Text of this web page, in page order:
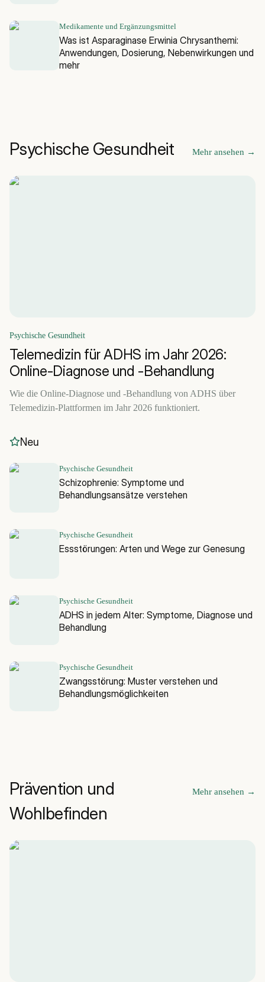
Medikamente und Ergänzungsmittel
Was ist Asparaginase Erwinia Chrysanthemi:
Anwendungen, Dosierung, Nebenwirkungen und
mehr
Psychische Gesundheit Mehr ansehen →
Psychische Gesundheit
Telemedizin für ADHS im Jahr 2026:
Online-Diagnose und -Behandlung
Wie die Online-Diagnose und -Behandlung von ADHS über
Telemedizin-Plattformen im Jahr 2026 funktioniert.
Neu
Psychische Gesundheit
Schizophrenie: Symptome und
Behandlungsansätze verstehen
Psychische Gesundheit
Essstörungen: Arten und Wege zur Genesung
Psychische Gesundheit
ADHS in jedem Alter: Symptome, Diagnose und
Behandlung
Psychische Gesundheit
Zwangsstörung: Muster verstehen und
Behandlungsmöglichkeiten
Prävention und
Wohlbefinden
Mehr ansehen →